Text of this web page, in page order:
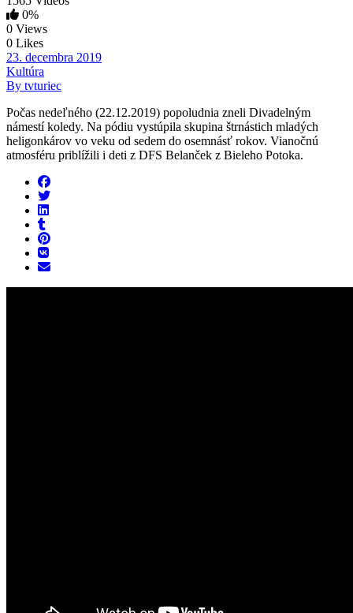
0%
0 Views
0 Likes
23. decembra 2019
Kultúra
By tvturiec
Počas nedeľného (22.12.2019) popoludnia zneli Divadelným
námestí koledy. Na pódiu vystúpila skupina štrnástich mladých
heligonkárov vo veku od sedem do osemnásť rokov. Vianočnú
atmosféru priblížili i deti z DFS Belanček z Bieleho Potoka.